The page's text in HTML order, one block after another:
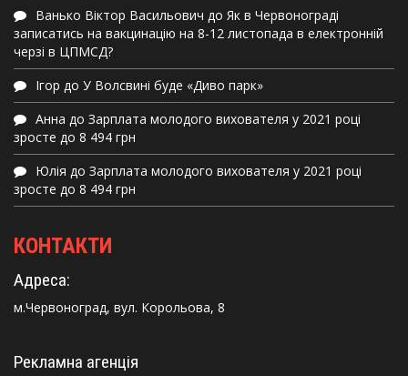
Ванько Віктор Васильович до Як в Червонограді
записатись на вакцинацію на 8-12 листопада в електронній
черзі в ЦПМСД?
Ігор до У Волсвині буде «Диво парк»
Анна до Зарплата молодого вихователя у 2021 році
зросте до 8 494 грн
Юлія до Зарплата молодого вихователя у 2021 році
зросте до 8 494 грн
КОНТАКТИ
Адреса:
м.Червоноград, вул. Корольова, 8
Рекламна агенція